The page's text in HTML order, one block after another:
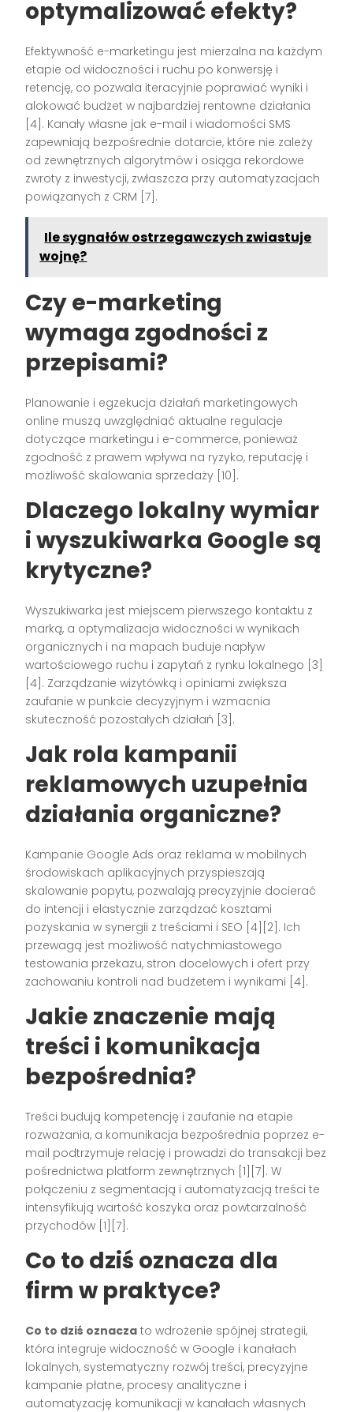
optymalizować efekty?
Efektywność e-marketingu jest mierzalna na każdym
etapie od widoczności i ruchu po konwersję i
retencję, co pozwala iteracyjnie poprawiać wyniki i
alokować budżet w najbardziej rentowne działania
[4]. Kanały własne jak e-mail i wiadomości SMS
zapewniają bezpośrednie dotarcie, które nie zależy
od zewnętrznych algorytmów i osiąga rekordowe
zwroty z inwestycji, zwłaszcza przy automatyzacjach
powiązanych z CRM [7].
Ile sygnałów ostrzegawczych zwiastuje
wojnę?
Czy e-marketing
wymaga zgodności z
przepisami?
Planowanie i egzekucja działań marketingowych
online muszą uwzględniać aktualne regulacje
dotyczące marketingu i e-commerce, ponieważ
zgodność z prawem wpływa na ryzyko, reputację i
możliwość skalowania sprzedaży [10].
Dlaczego lokalny wymiar
i wyszukiwarka Google są
krytyczne?
Wyszukiwarka jest miejscem pierwszego kontaktu z
marką, a optymalizacja widoczności w wynikach
organicznych i na mapach buduje napływ
wartościowego ruchu i zapytań z rynku lokalnego [3]
[4]. Zarządzanie wizytówką i opiniami zwiększa
zaufanie w punkcie decyzyjnym i wzmacnia
skuteczność pozostałych działań [3].
Jak rola kampanii
reklamowych uzupełnia
działania organiczne?
Kampanie Google Ads oraz reklama w mobilnych
środowiskach aplikacyjnych przyspieszają
skalowanie popytu, pozwalają precyzyjnie docierać
do intencji i elastycznie zarządzać kosztami
pozyskania w synergii z treściami i SEO [4][2]. Ich
przewagą jest możliwość natychmiastowego
testowania przekazu, stron docelowych i ofert przy
zachowaniu kontroli nad budżetem i wynikami [4].
Jakie znaczenie mają
treści i komunikacja
bezpośrednia?
Treści budują kompetencję i zaufanie na etapie
rozważania, a komunikacja bezpośrednia poprzez e-
mail podtrzymuje relację i prowadzi do transakcji bez
pośrednictwa platform zewnętrznych [1][7]. W
połączeniu z segmentacją i automatyzacją treści te
intensyfikują wartość koszyka oraz powtarzalność
przychodów [1][7].
Co to dziś oznacza dla
firm w praktyce?
Co to dziś oznacza to wdrożenie spójnej strategii,
która integruje widoczność w Google i kanałach
lokalnych, systematyczny rozwój treści, precyzyjne
kampanie płatne, procesy analityczne i
automatyzację komunikacji w kanałach własnych